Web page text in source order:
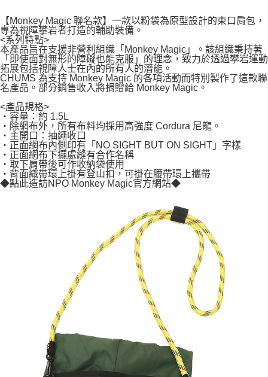
【Monkey Magic 聯名款】一款以粉袋為原型設計的束口肩包，
專為視障攀岩者打造的輔助裝備。
<系列特點>
本產品旨在支援非營利組織「Monkey Magic」。該組織秉持著
「即使面對無形的障礙也能克服」的理念，致力於透過攀岩運動
拓展包括視障人士在內的所有人的潛能。
CHUMS 為支持 Monkey Magic 的各項活動而特別製作了這款聯
名產品。部分銷售收入將捐贈給 Monkey Magic。
<產品規格>
・容量：約 1.5L
・除網布外，所有布料均採用高強度 Cordura 尼龍。
・主開口：抽繩收口
・正面網布內側印有「NO SIGHT BUT ON SIGHT」字樣
・正面網布下擺處縫有合作名稱
・取下肩帶後可作收納袋使用
・背面織帶環上掛有登山扣，可掛在腰帶環上攜帶
◆點此造訪NPO Monkey Magic官方網站◆